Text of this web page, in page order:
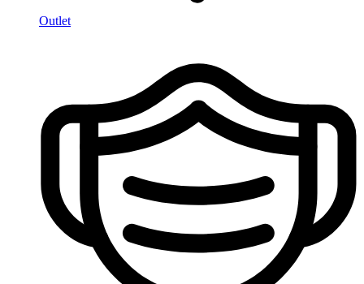
Outlet